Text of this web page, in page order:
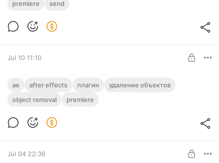
заканчивалась на каждом звуке?
Сделали саунд-дизайн и нужно добавить реверберацию на
весь трек, но она заканчивается тогда, когда звук
premiere
send
Jul 10 11:10
Как удалять объекты на видео только в
Premiere
Level required:
ae after effects плагин
удаление объектов
object removal
premiere
Jul 04 22:36